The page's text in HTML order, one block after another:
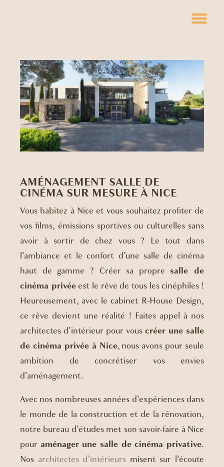
AMÉNAGEMENT SALLE DE
CINÉMA SUR MESURE À NICE
Vous habitez à Nice et vous souhaitez profiter de
vos films, émissions sportives ou culturelles sans
avoir à sortir de chez vous ? Le tout dans
l’ambiance et le confort d’une salle de cinéma
haut de gamme ? Créer sa propresalle de
cinéma privéeest le rêve de tous les cinéphiles !
Heureusement, avec le cabinet R-House Design,
ce rêve devient une réalité ! Faites appel à nos
architectes d’intérieur pour vous créer une salle
de cinéma privée à Nice, nous avons pour seule
ambition de concrétiser vos envies
d’aménagement.
Avec nos nombreuses années d’expériences dans
le monde de la construction et de la rénovation,
notre bureau d’études met son savoir-faire à Nice
pour aménager une salle de cinéma privative.
Nos architectes d’intérieurs misent sur l’écoute